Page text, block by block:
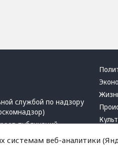
службой по надзору
публикаций.
системам веб-аналитики